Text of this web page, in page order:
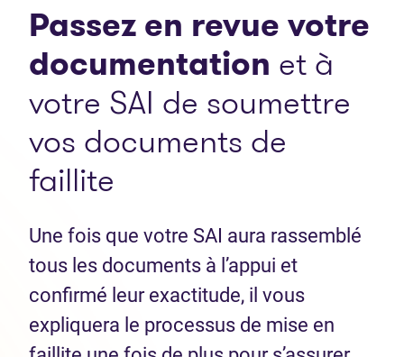
Passez en revue votre
documentation et à
votre SAI de soumettre
vos documents de
faillite
Une fois que votre SAI aura rassemblé
tous les documents à l’appui et
confirmé leur exactitude, il vous
expliquera le processus de mise en